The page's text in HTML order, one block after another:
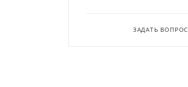
ЗАДАТЬ ВОПРОС